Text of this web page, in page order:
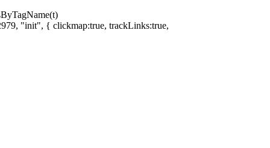
"init", { clickmap:true, trackLinks:true,